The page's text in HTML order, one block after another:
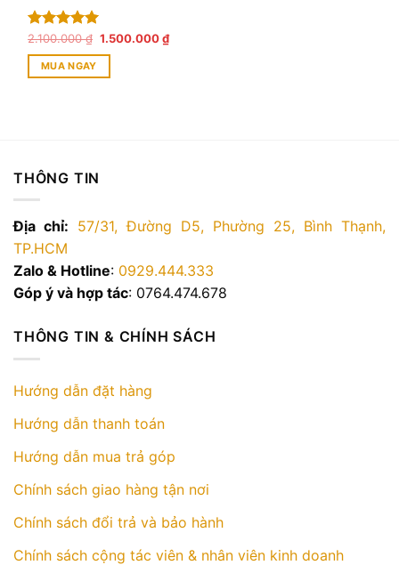
Được xếp
hạng5.00
5 sao
2.100.000₫ Giá
là:
1.500.000₫Giá
hiện
MUA NGAY
THÔNG TIN
Địa chỉ: 57/31, Đường D5, Phường 25, Bình Thạnh,
TP.HCM
Zalo & Hotline: 0929.444.333
Góp ý và hợp tác: 0764.474.678
THÔNG TIN & CHÍNH SÁCH
Hướng dẫn đặt hàng
Hướng dẫn thanh toán
Hướng dẫn mua trả góp
Chính sách giao hàng tận nơi
Chính sách đổi trả và bảo hành
Chính sách cộng tác viên & nhân viên kinh doanh